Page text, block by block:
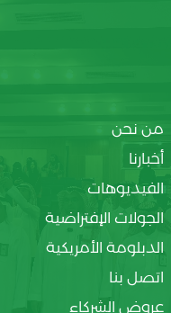
من نحن
أخبارنا
الفيديوهات
الجولات الإفتراضية
الدبلومة الأمريكية
اتصل بنا
عروض الشركاء